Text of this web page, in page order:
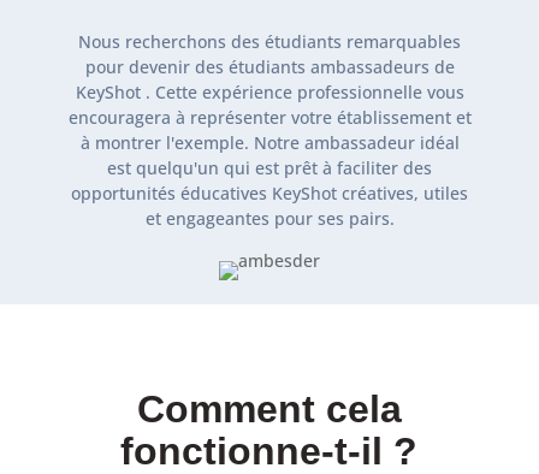
Nous recherchons des étudiants remarquables
pour devenir des étudiants ambassadeurs de
KeyShot . Cette expérience professionnelle vous
encouragera à représenter votre établissement et
à montrer l'exemple. Notre ambassadeur idéal
est quelqu'un qui est prêt à faciliter des
opportunités éducatives KeyShot créatives, utiles
et engageantes pour ses pairs.
Comment cela
fonctionne-t-il ?